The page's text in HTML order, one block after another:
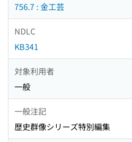
756.7 : 金工芸
NDLC
KB341
対象利用者
一般
一般注記
歴史群像シリーズ特別編集